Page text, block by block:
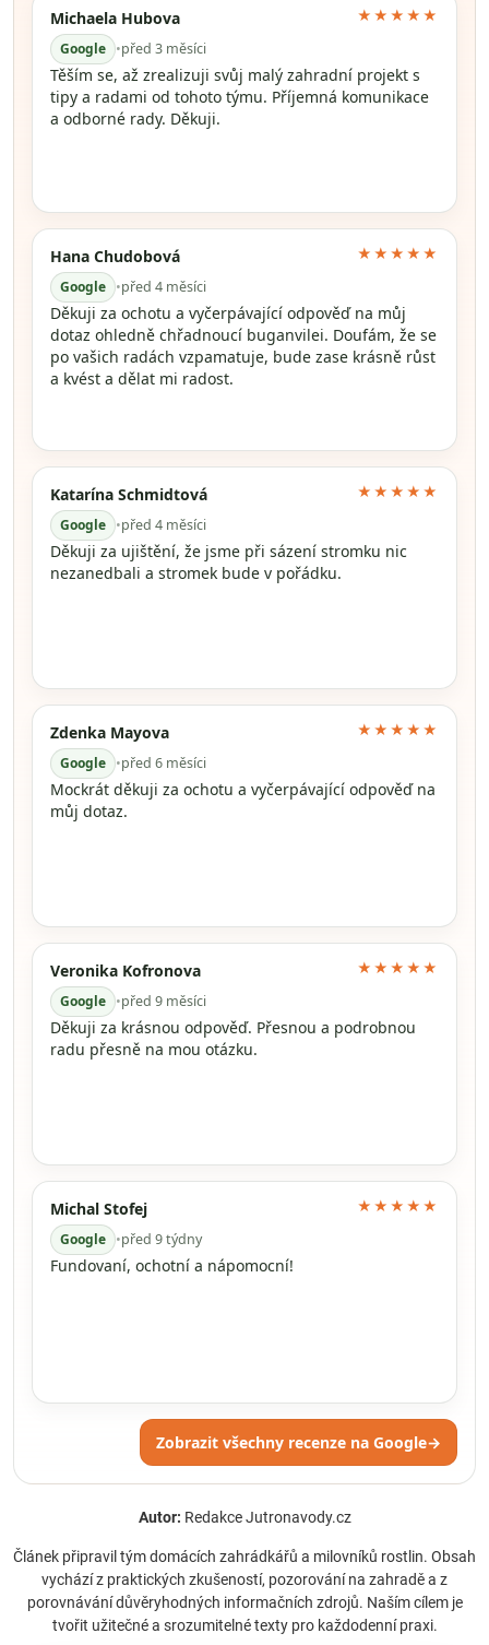
Michaela Hubova
Google •před 3 měsíci
★★★★★
Těším se, až zrealizuji svůj malý zahradní projekt s
tipy a radami od tohoto týmu. Příjemná komunikace
a odborné rady. Děkuji.
Hana Chudobová
Google •před 4 měsíci
★★★★★
Děkuji za ochotu a vyčerpávající odpověď na můj
dotaz ohledně chřadnoucí buganvilei. Doufám, že se
po vašich radách vzpamatuje, bude zase krásně růst
a kvést a dělat mi radost.
Katarína Schmidtová
Google •před 4 měsíci
★★★★★
Děkuji za ujištění, že jsme při sázení stromku nic
nezanedbali a stromek bude v pořádku.
Zdenka Mayova
Google •před 6 měsíci
★★★★★
Mockrát děkuji za ochotu a vyčerpávající odpověď na
můj dotaz.
Veronika Kofronova
Google •před 9 měsíci
★★★★★
Děkuji za krásnou odpověď. Přesnou a podrobnou
radu přesně na mou otázku.
Michal Stofej
Google •před 9 týdny
★★★★★
Fundovaní, ochotní a nápomocní!
Zobrazit všechny recenze na Google→
Autor: Redakce Jutronavody.cz
Článek připravil tým domácích zahrádkářů a milovníků rostlin. Obsah
vychází z praktických zkušeností, pozorování na zahradě a z
porovnávání důvěryhodných informačních zdrojů. Naším cílem je
tvořit užitečné a srozumitelné texty pro každodenní praxi.